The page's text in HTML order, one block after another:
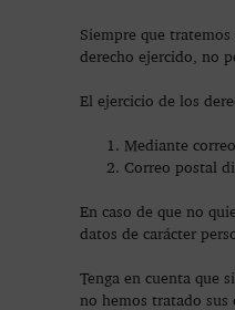
Siempre que
derecho ejercido, no
El ejercicio de los
Mediante
Correo postal
En caso de que no
datos de carácter
Tenga en cuenta que
no hemos tratado